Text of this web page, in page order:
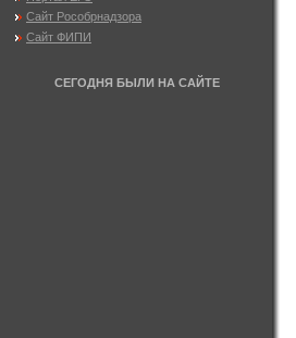
Сайт Рособрнадзора
Сайт ФИПИ
СЕГОДНЯ БЫЛИ НА САЙТЕ